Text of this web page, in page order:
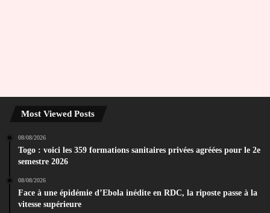
Most Viewed Posts
08/08/2026
Togo : voici les 359 formations sanitaires privées agréées pour le 2e
semestre 2026
08/08/2026
Face à une épidémie d’Ebola inédite en RDC, la riposte passe à la
vitesse supérieure